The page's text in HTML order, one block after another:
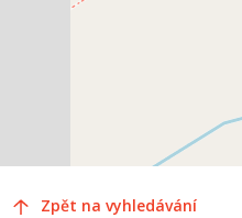
Zpět na vyhledávání